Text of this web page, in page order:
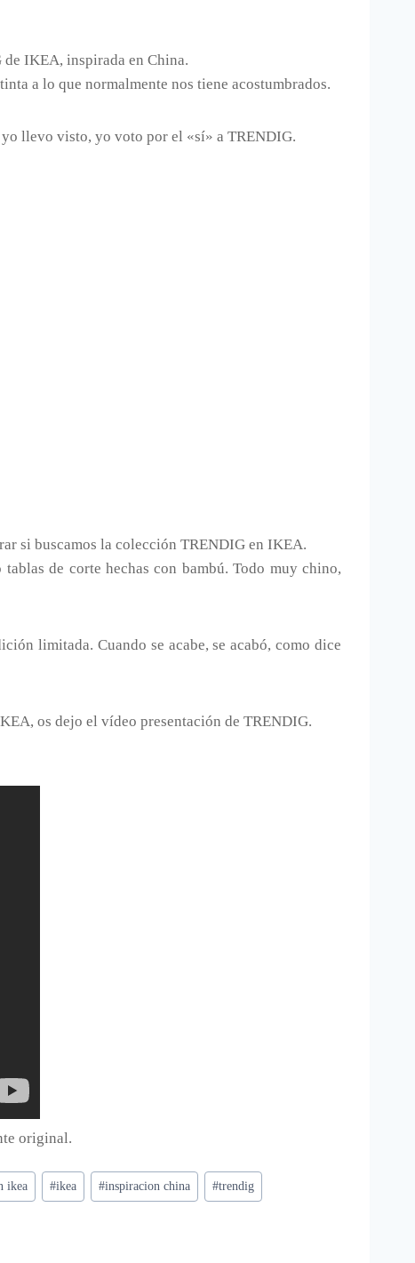
IKEA, inspirada en China.
a lo que normalmente nos tiene acostumbrados.
llevo visto, yo voto por el «sí» a TRENDIG.
si buscamos la colección TRENDIG en IKEA.
de corte hechas con bambú. Todo muy chino,
limitada. Cuando se acabe, se acabó, como dice
os dejo el vídeo presentación de TRENDIG.
original.
ikea #ikea #inspiracion china #trendig